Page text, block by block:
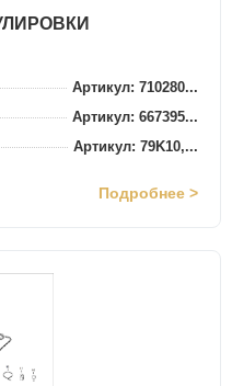
Артикул: 710280...
Артикул: 667395...
Артикул: 79K10,...
Подробнее >